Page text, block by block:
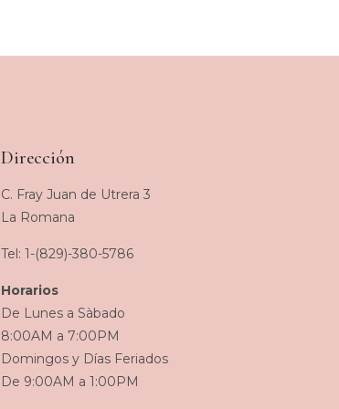
Dirección
C. Fray Juan de Utrera 3
La Romana
Tel: 1-(829)-380-5786
Horarios
De Lunes a Sàbado
8:00AM a 7:00PM
Domingos y Días Feriados
De 9:00AM a 1:00PM